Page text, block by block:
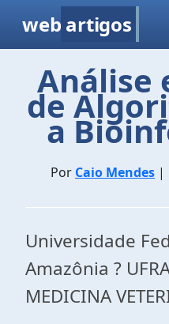
web artigos
Análise
de
a
Por Caio Mendes |
Universidade
Amazônia ?
MEDICINA